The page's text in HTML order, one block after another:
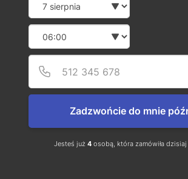
ADMIN
Ferie nad
gdzie
Bałtykiem?
Wybierz
Zadzwońcie do mnie
Jesteś już 4 osobą, która zamówiła